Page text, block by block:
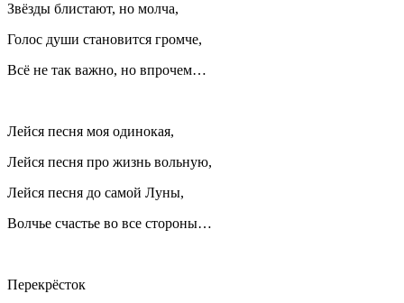
Звёзды блистают, но молча,
Голос души становится громче,
Всё не так важно, но впрочем…
Лейся песня моя одинокая,
Лейся песня про жизнь вольную,
Лейся песня до самой Луны,
Волчье счастье во все стороны…
Перекрёсток